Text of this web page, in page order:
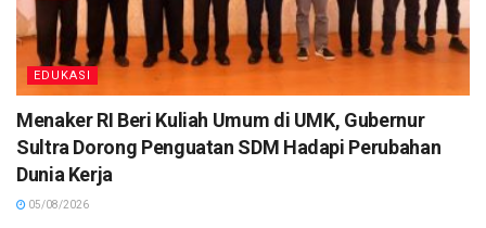
EDUKASI
Menaker RI Beri Kuliah Umum di UMK, Gubernur
Sultra Dorong Penguatan SDM Hadapi Perubahan
Dunia Kerja
05/08/2026